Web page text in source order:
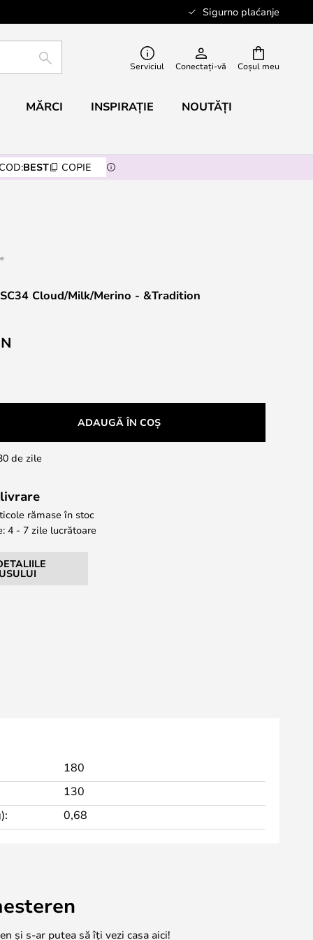
Sigurno plaćanje
Coșul meu
CĂUTARE Serviciul Conectați-vă
MĂRCI INSPIRAȚIE NOUTĂȚI
BEST COPIE
Cloud/Milk/Merino - &Tradition
ADAUGĂ ÎN COȘ
de zile
rămase în stoc
4 - 7 zile lucrătoare
180
130
0,68
și s-ar putea să îți vezi casa aici!